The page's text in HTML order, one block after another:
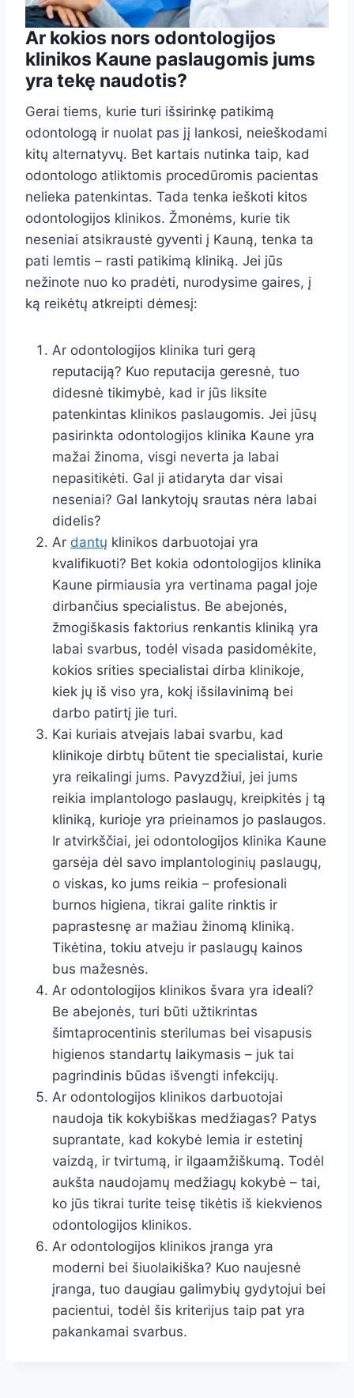
Ar kokios nors odontologijos
klinikos Kaune paslaugomis jums
yra tekę naudotis?
Gerai tiems, kurie turi išsirinkę patikimą
odontologą ir nuolat pas jį lankosi, neieškodami
kitų alternatyvų. Bet kartais nutinka taip, kad
odontologo atliktomis procedūromis pacientas
nelieka patenkintas. Tada tenka ieškoti kitos
odontologijos klinikos. Žmonėms, kurie tik
neseniai atsikraustė gyventi į Kauną, tenka ta
pati lemtis – rasti patikimą kliniką. Jei jūs
nežinote nuo ko pradėti, nurodysime gaires, į
ką reikėtų atkreipti dėmesį:
Ar odontologijos klinika turi gerą
reputaciją? Kuo reputacija geresnė, tuo
didesnė tikimybė, kad ir jūs liksite
patenkintas klinikos paslaugomis. Jei jūsų
pasirinkta odontologijos klinika Kaune yra
mažai žinoma, visgi neverta ja labai
nepasitikėti. Gal ji atidaryta dar visai
neseniai? Gal lankytojų srautas nėra labai
didelis?
Ar dantų klinikos darbuotojai yra
kvalifikuoti? Bet kokia odontologijos klinika
Kaune pirmiausia yra vertinama pagal joje
dirbančius specialistus. Be abejonės,
žmogiškasis faktorius renkantis kliniką yra
labai svarbus, todėl visada pasidomėkite,
kokios srities specialistai dirba klinikoje,
kiek jų iš viso yra, kokį išsilavinimą bei
darbo patirtį jie turi.
Kai kuriais atvejais labai svarbu, kad
klinikoje dirbtų būtent tie specialistai, kurie
yra reikalingi jums. Pavyzdžiui, jei jums
reikia implantologo paslaugų, kreipkitės į tą
kliniką, kurioje yra prieinamos jo paslaugos.
Ir atvirkščiai, jei odontologijos klinika Kaune
garsėja dėl savo implantologinių paslaugų,
o viskas, ko jums reikia – profesionali
burnos higiena, tikrai galite rinktis ir
paprastesnę ar mažiau žinomą kliniką.
Tikėtina, tokiu atveju ir paslaugų kainos
bus mažesnės.
Ar odontologijos klinikos švara yra ideali?
Be abejonės, turi būti užtikrintas
šimtaprocentinis sterilumas bei visapusis
higienos standartų laikymasis – juk tai
pagrindinis būdas išvengti infekcijų.
Ar odontologijos klinikos darbuotojai
naudoja tik kokybiškas medžiagas? Patys
suprantate, kad kokybė lemia ir estetinį
vaizdą, ir tvirtumą, ir ilgaamžiškumą. Todėl
aukšta naudojamų medžiagų kokybė – tai,
ko jūs tikrai turite teisę tikėtis iš kiekvienos
odontologijos klinikos.
Ar odontologijos klinikos įranga yra
moderni bei šiuolaikiška? Kuo naujesnė
įranga, tuo daugiau galimybių gydytojui bei
pacientui, todėl šis kriterijus taip pat yra
pakankamai svarbus.